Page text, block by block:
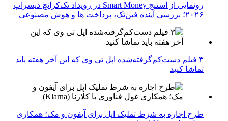
رونمایی از استیج Smart Money در رویداد تک‌کرانچ دیسراپ
۲۰۲۶؛ بررسی آینده فین‌تک، پرداخت‌ ها و هوش مصنوعی
۳ فیلم دست‌کم‌گرفته‌شده اپل تی وی که این آخر هفته باید
تماشا کنید
طرح اجاره به شرط تملیک اپل برای آیفون و مک؛ همکاری